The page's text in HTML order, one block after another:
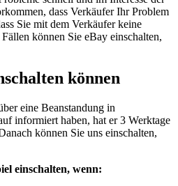
dass Verkäufer Ihr Problem
Sie mit dem Verkäufer keine
können Sie eBay einschalten,
können
eine Beanstandung in
informiert haben, hat er 3 Werktage
können Sie uns einschalten,
einschalten, wenn: